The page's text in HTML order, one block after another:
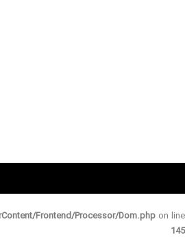
Frontend/Processor/Dom.php on line
145